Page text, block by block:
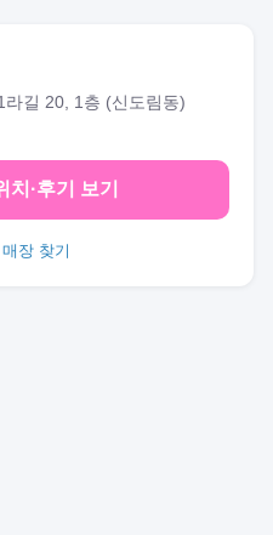
길 20, 1층 (신도림동)
치·후기 보기
장 찾기